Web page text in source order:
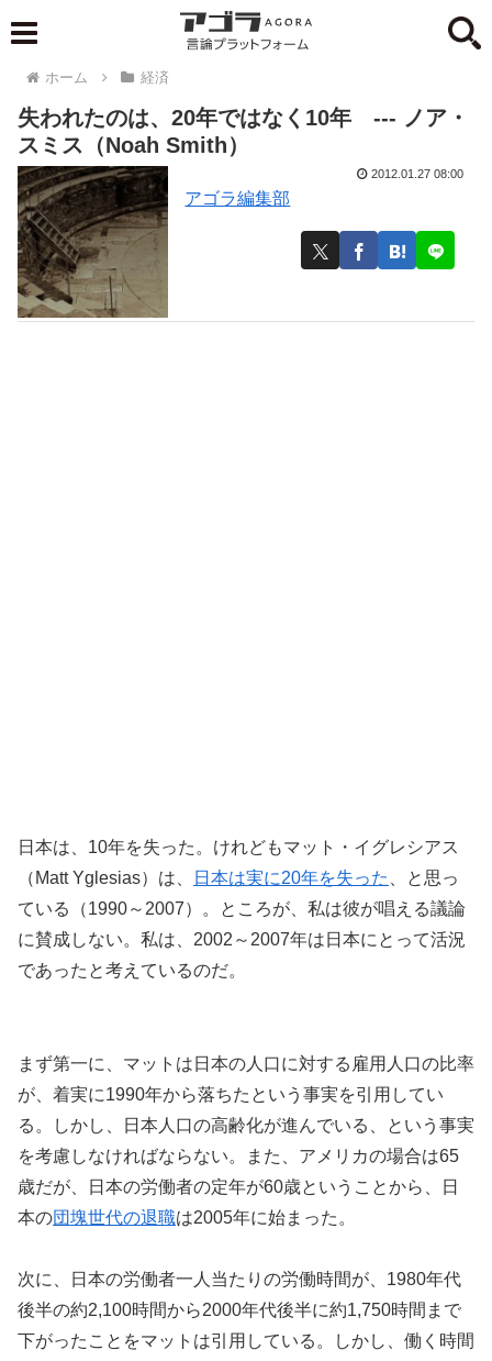
ホーム 経済
失われたのは、20年ではなく10年 --- ノア・
スミス（Noah Smith）
アゴラ編集部
2012.01.27 08:00
日本は、10年を失った。けれどもマット・イグレシアス
（Matt Yglesias）は、
日本は実に20年を失った
、と思っ
ている（1990～2007）。ところが、私は彼が唱える議論
に賛成しない。私は、2002～2007年は日本にとって活況
であったと考えているのだ。
まず第一に、マットは日本の人口に対する雇用人口の比率
が、着実に1990年から落ちたという事実を引用してい
る。しかし、日本人口の高齢化が進んでいる、という事実
を考慮しなければならない。また、アメリカの場合は65
歳だが、日本の労働者の定年が60歳ということから、日
本の団塊世代の退職は2005年に始まった。
次に、日本の労働者一人当たりの労働時間が、1980年代
後半の約2,100時間から2000年代後半に約1,750時間まで
下がったことをマットは引用している。しかし、働く時間